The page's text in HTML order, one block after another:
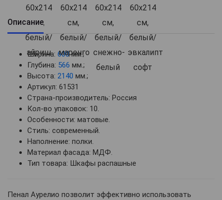
Описание
Ширина: 600мм.;
Глубина: 566 мм.;
Высота: 2140 мм.;
Артикул: 61531
Страна-производитель: Россия
Кол-во упаковок: 10.
Особенности: матовые.
Стиль: современный.
Наполнение: полки.
Материал фасада: МДФ.
Тип товара: Шкафы распашные
Пенал Аурелио позволит эффективно использовать